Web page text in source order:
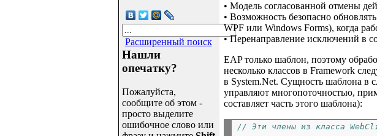
Расширенный поиск
Нашли
опечатку?
Пожалуйста,
сообщите об этом -
просто выделите
ошибочное слово или
• Модель согласованной отмены
• Возможность безопасно
WPF или Windows Forms), когда
• Перенаправление исключений в
EAP только шаблон, поэтому
несколько классов в Framework
в System.Net. Сущность шаблона в
управляют многопоточностью,
составляет часть этого шаблона):
// Эти члены из класса